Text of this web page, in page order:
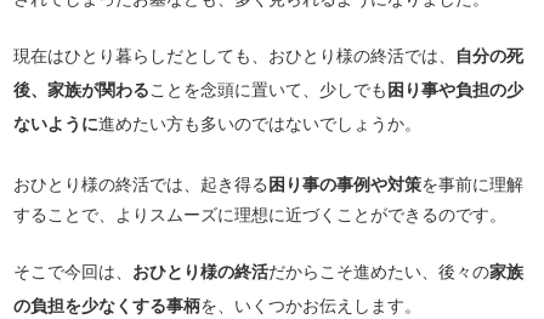
現在はひとり暮らしだとしても、おひとり様の終活では、
自分の死
後、家族が関わることを念頭に置いて、少しでも 困り事や負担の少
ないように進めたい方も多いのではないでしょうか。
おひとり様の終活では、起き得る 困り事の事例や対策を事前に理解
することで、よりスムーズに理想に近づくことができるのです。
そこで今回は、 おひとり様の終活だからこそ進めたい、後々の家族
の負担を少なくする事柄を、いくつかお伝えします。